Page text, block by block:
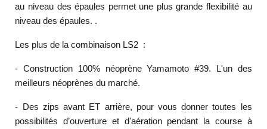
au niveau des épaules permet une plus grande flexibilité au
niveau des épaules. .
Les plus de la combinaison LS2 :
- Construction 100% néoprène Yamamoto #39. L'un des
meilleurs néoprènes du marché.
- Des zips avant ET arrière, pour vous donner toutes les
possibilités d’ouverture et d'aération pendant la course à